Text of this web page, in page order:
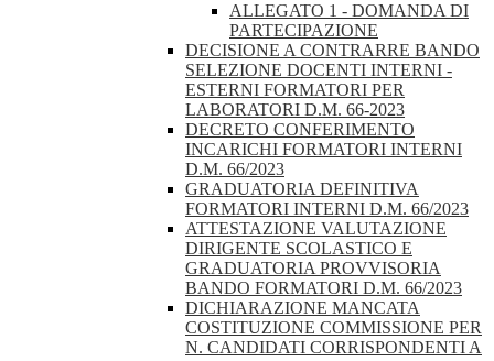
ALLEGATO 1 - DOMANDA DI
PARTECIPAZIONE
DECISIONE A CONTRARRE BANDO
SELEZIONE DOCENTI INTERNI -
ESTERNI FORMATORI PER
LABORATORI D.M. 66-2023
DECRETO CONFERIMENTO
INCARICHI FORMATORI INTERNI
D.M. 66/2023
GRADUATORIA DEFINITIVA
FORMATORI INTERNI D.M. 66/2023
ATTESTAZIONE VALUTAZIONE
DIRIGENTE SCOLASTICO E
GRADUATORIA PROVVISORIA
BANDO FORMATORI D.M. 66/2023
DICHIARAZIONE MANCATA
COSTITUZIONE COMMISSIONE PER
N. CANDIDATI CORRISPONDENTI A